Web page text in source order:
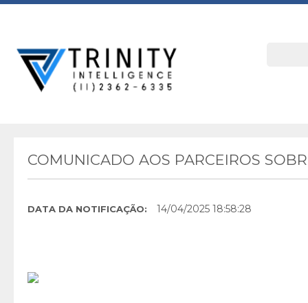
COMUNICADO AOS PARCEIROS
DATA DA NOTIFICAÇÃO: 14/04/2025 18:58:28